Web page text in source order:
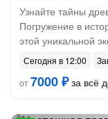
Узнайте тайны
Погружение в
этой уникальной
Сегодня в 12:00
от7000 ₽за всё